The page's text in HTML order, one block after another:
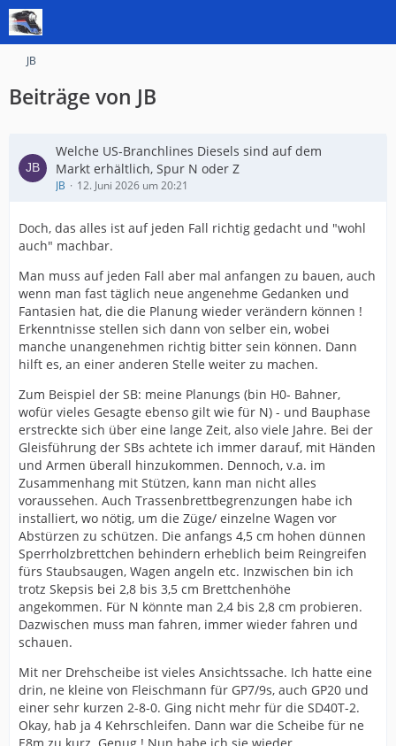
JB
Beiträge von JB
Welche US-Branchlines Diesels sind auf dem
Markt erhältlich, Spur N oder Z
JB 12. Juni 2026 um 20:21
Doch, das alles ist auf jeden Fall richtig gedacht und "wohl
auch" machbar.
Man muss auf jeden Fall aber mal anfangen zu bauen, auch
wenn man fast täglich neue angenehme Gedanken und
Fantasien hat, die die Planung wieder verändern können !
Erkenntnisse stellen sich dann von selber ein, wobei
manche unangenehmen richtig bitter sein können. Dann
hilft es, an einer anderen Stelle weiter zu machen.
Zum Beispiel der SB: meine Planungs (bin H0- Bahner,
wofür vieles Gesagte ebenso gilt wie für N) - und Bauphase
erstreckte sich über eine lange Zeit, also viele Jahre. Bei der
Gleisführung der SBs achtete ich immer darauf, mit Händen
und Armen überall hinzukommen. Dennoch, v.a. im
Zusammenhang mit Stützen, kann man nicht alles
voraussehen. Auch Trassenbrettbegrenzungen habe ich
installiert, wo nötig, um die Züge/ einzelne Wagen vor
Abstürzen zu schützen. Die anfangs 4,5 cm hohen dünnen
Sperrholzbrettchen behindern erheblich beim Reingreifen
fürs Staubsaugen, Wagen angeln etc. Inzwischen bin ich
trotz Skepsis bei 2,8 bis 3,5 cm Brettchenhöhe
angekommen. Für N könnte man 2,4 bis 2,8 cm probieren.
Dazwischen muss man fahren, immer wieder fahren und
schauen.
Mit ner Drehscheibe ist vieles Ansichtssache. Ich hatte eine
drin, ne kleine von Fleischmann für GP7/9s, auch GP20 und
einer sehr kurzen 2-8-0. Ging nicht mehr für die SD40T-2.
Okay, hab ja 4 Kehrschleifen. Dann war die Scheibe für ne